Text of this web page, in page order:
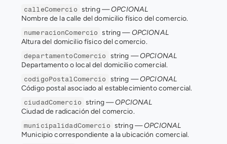
calleComercio string — OPCIONAL
Nombre de la calle del domicilio físico del comercio.
numeracionComercio string — OPCIONAL
Altura del domicilio físico del comercio.
departamentoComercio string — OPCIONAL
Departamento o local del domicilio comercial.
codigoPostalComercio string — OPCIONAL
Código postal asociado al establecimiento comercial.
ciudadComercio string — OPCIONAL
Ciudad de radicación del comercio.
municipalidadComercio string — OPCIONAL
Municipio correspondiente a la ubicación comercial.